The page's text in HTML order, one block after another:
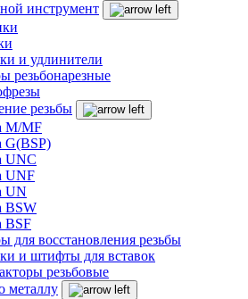
инструмент
и удлинители
резьбонарезные
резьбы
M/MF
G(BSP)
UNC
UNF
UN
BSW
BSF
для восстановления резьбы
и штифты для вставок
резьбовые
металлу